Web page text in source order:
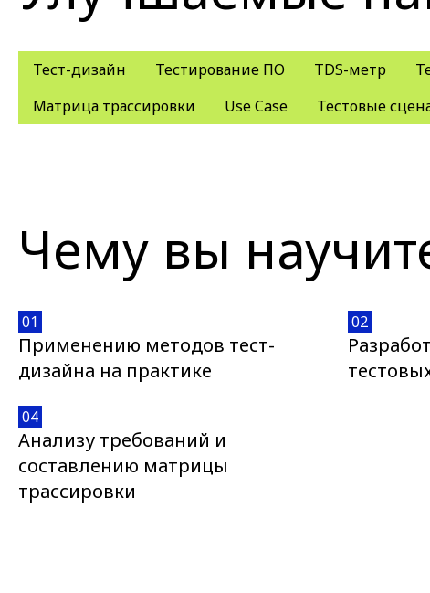
Тест-дизайн Тестирование ПО TDS-метр
Матрица трассировки
Use Case Тестовые
Чему вы
01
Применению методов тест-
дизайна на практике
02
04
Анализу требований и
составлению матрицы
трассировки